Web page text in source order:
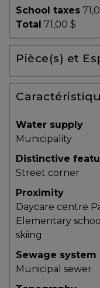
Devenir
propriétaire
:
UNE
DÉCISION
Frais
de
avez-
vous
pensé?
Pourquoi
School taxes
Total 71,00 $
Pièce(s) et
Water supply
Municipality
Distinctive
Street corner
Proximity
Daycare centre
Elementary school
skiing
Sewage system
Municipal sewer